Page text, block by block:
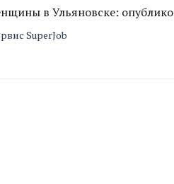
в Ульяновске:
SuperJob